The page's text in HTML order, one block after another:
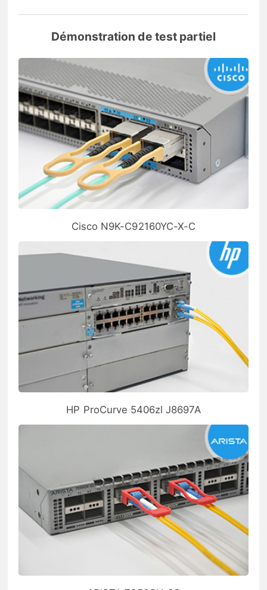
Démonstration de test partiel
Cisco N9K-C92160YC-X-C
HP ProCurve 5406zl J8697A